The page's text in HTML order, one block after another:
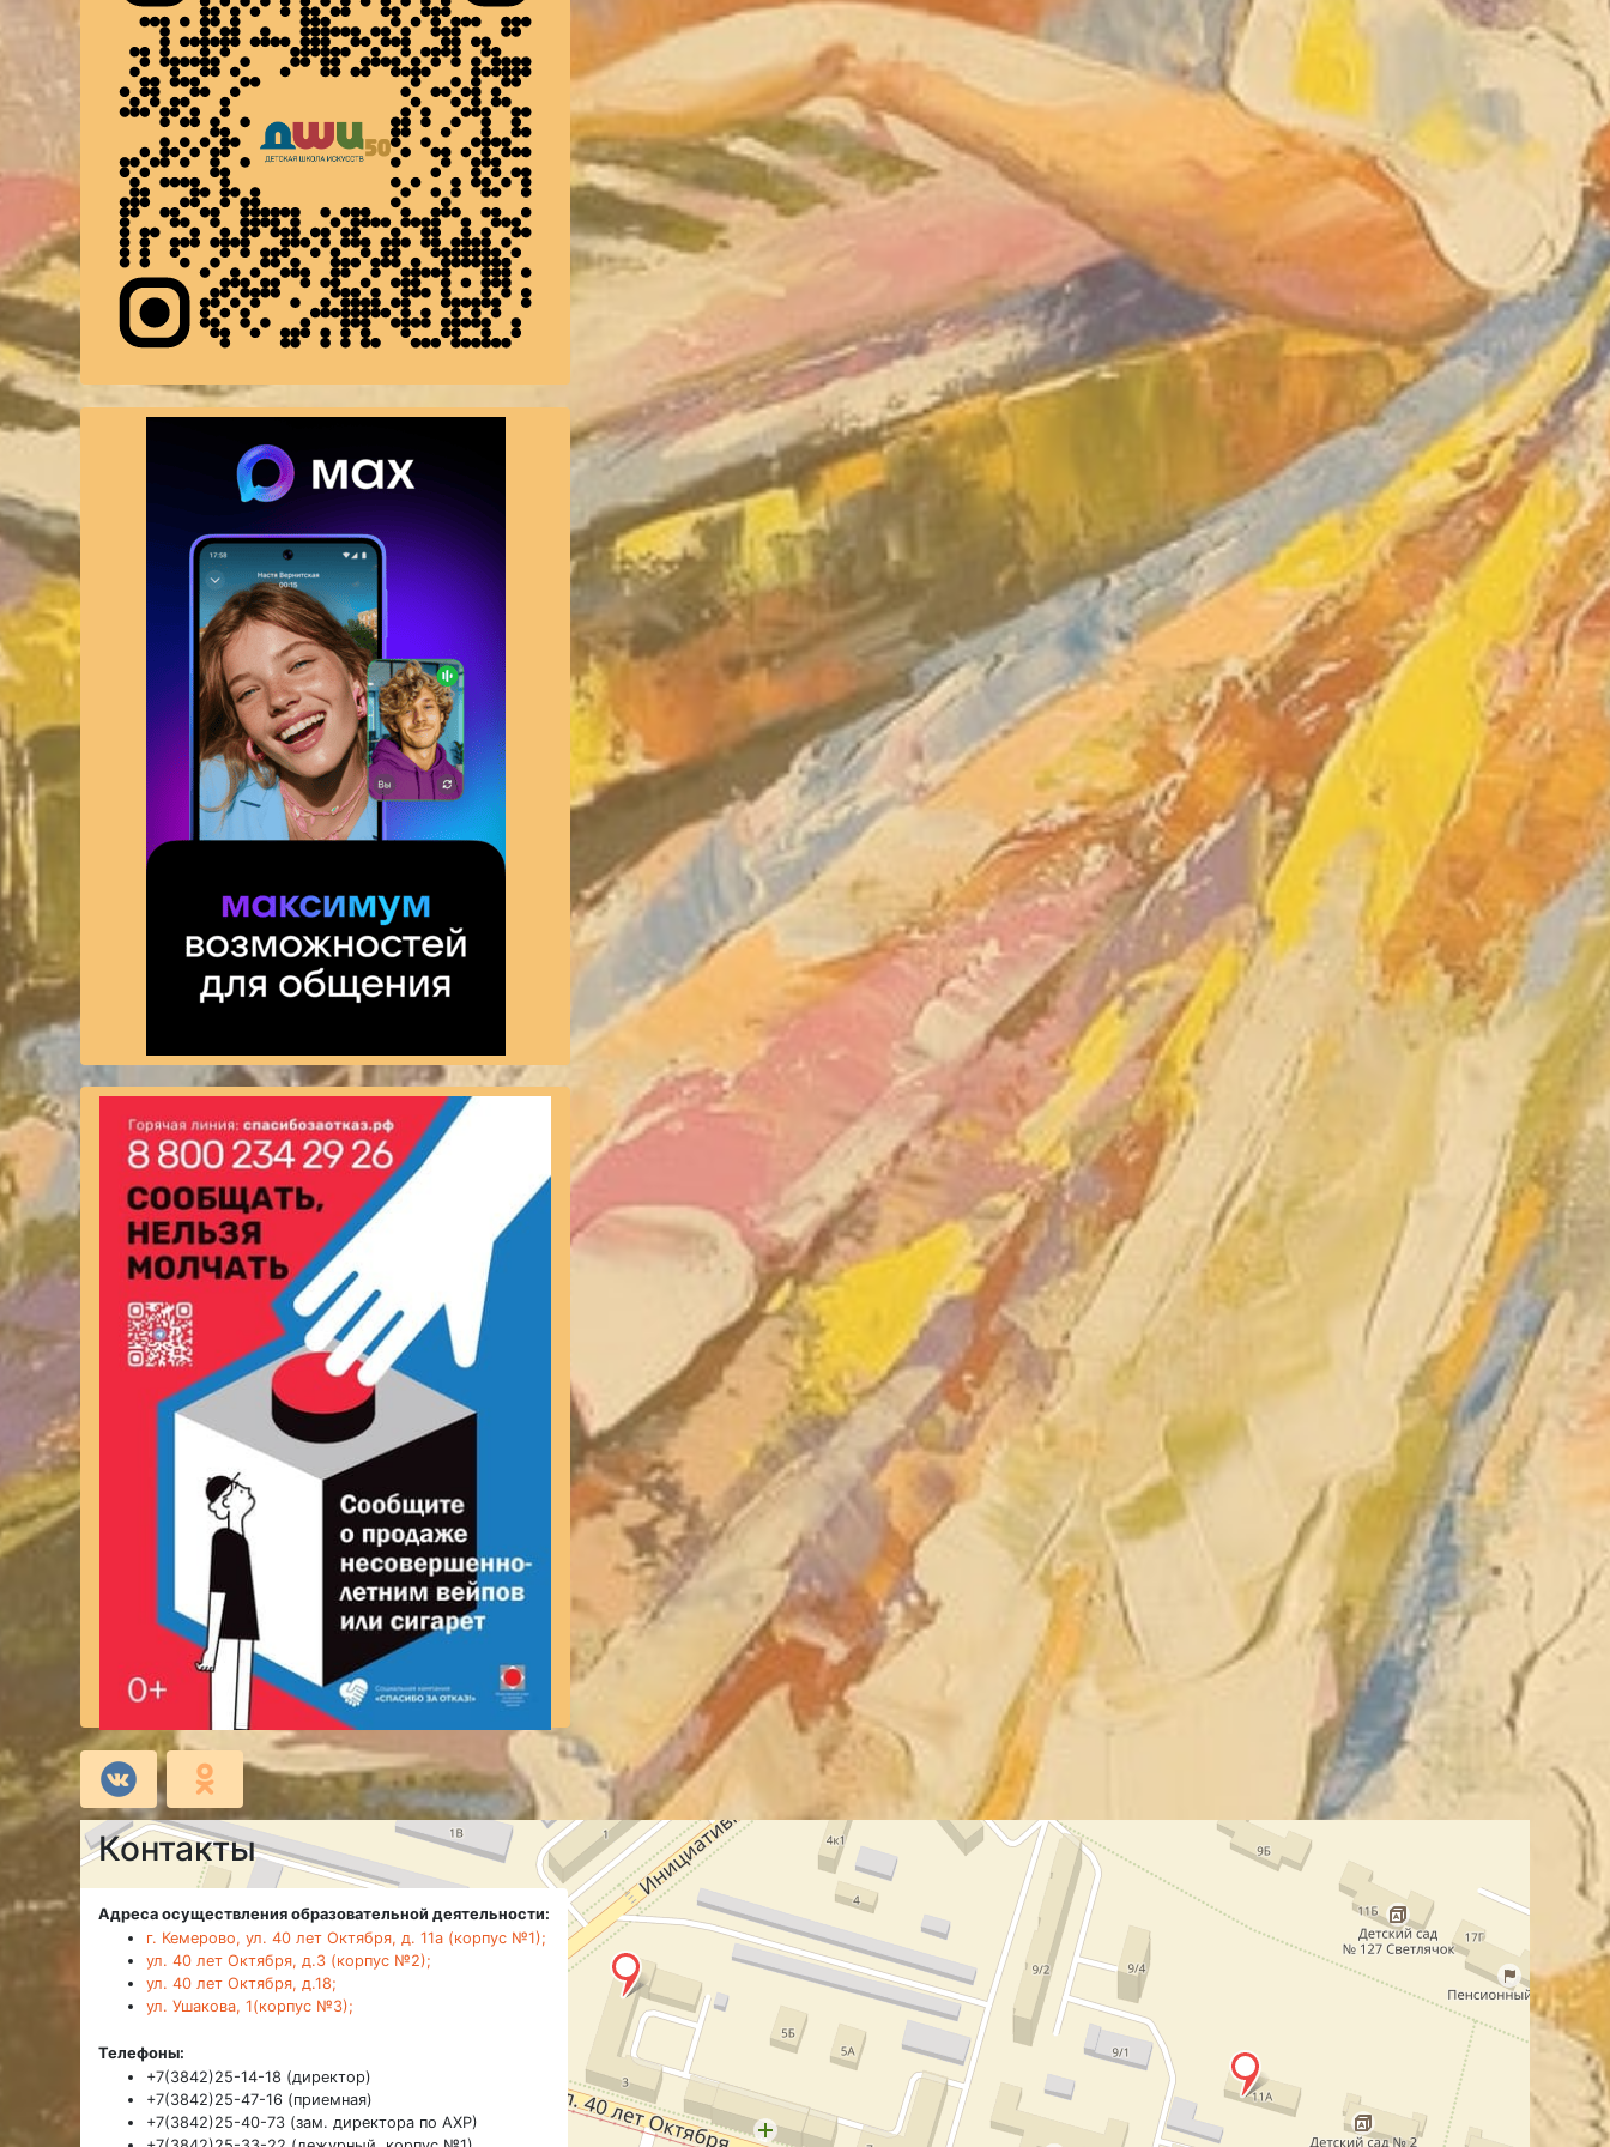
Контакты
Адреса осуществления образовательной деятельности:
г. Кемерово, ул. 40 лет Октября, д. 11а (корпус №1);
ул. 40 лет Октября, д.3 (корпус №2);
ул. 40 лет Октября, д.18;
ул. Ушакова, 1(корпус №3);
Телефоны:
+7(3842)25-14-18 (директор)
+7(3842)25-47-16 (приемная)
+7(3842)25-40-73 (зам. директора по АХР)